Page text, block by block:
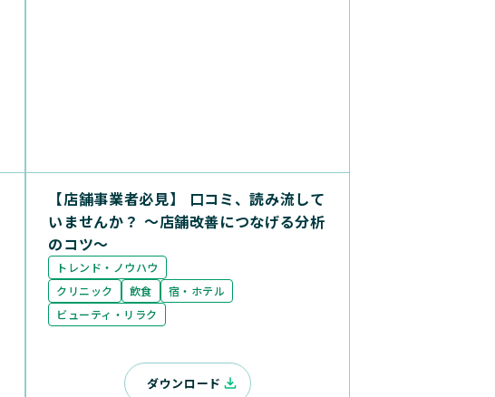
【店舗事業者必見】 口コミ、読み流して
いませんか？ ～店舗改善につなげる分析
のコツ～
トレンド・ノウハウ
クリニック
飲食
宿・ホテル
ビューティ・リラク
ダウンロード